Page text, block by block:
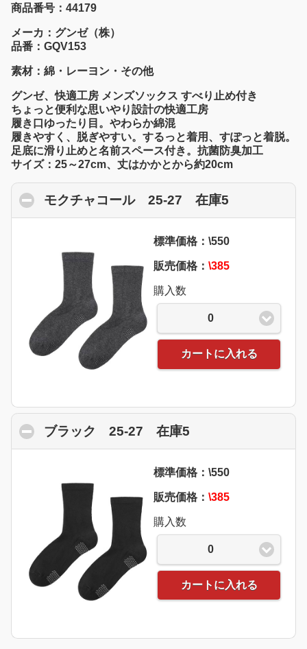
商品番号：44179
メーカ：グンゼ（株）
品番：GQV153
素材：綿・レーヨン・その他
グンゼ、快適工房 メンズソックス すべり止め付き
ちょっと便利な思いやり設計の快適工房
履き口ゆったり目。やわらか綿混
履きやすく、脱ぎやすい。するっと着用、すぽっと着脱。
足底に滑り止めと名前スペース付き。抗菌防臭加工
サイズ：25～27cm、丈はかかとから約20cm
モクチャコール 25-27 在庫5
標準価格：\550
販売価格： \385
購入数
0
カートに入れる
ブラック 25-27 在庫5
標準価格：\550
販売価格： \385
購入数
0
カートに入れる